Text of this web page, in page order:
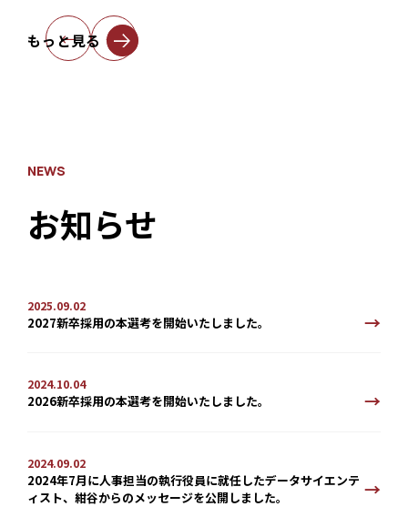
← →
もっと見る
NEWS
お知らせ
2025.09.02
2027新卒採用の本選考を開始いたしました。
2024.10.04
2026新卒採用の本選考を開始いたしました。
2024.09.02
2024年7月に人事担当の執行役員に就任したデータサイエンテ
ィスト、紺谷からのメッセージを公開しました。